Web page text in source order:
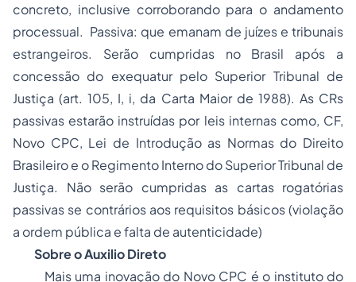
concreto, inclusive corroborando para o andamento
processual. Passiva: que emanam de juízes e tribunais
estrangeiros. Serão cumpridas no Brasil após a
concessão do exequaturpelo Superior Tribunal de
Justiça (art. 105, I, i, da Carta Maior de 1988). As CRs
passivas estarão instruídas por leis internas como, CF,
Novo CPC, Lei de Introdução as Normas do Direito
Brasileiro e o Regimento Interno do Superior Tribunal de
Justiça. Não serão cumpridas as cartas rogatórias
passivas se contrários aos requisitos básicos (violação
a ordem pública e falta de autenticidade)
Sobre o Auxilio Direto
Mais uma inovação do Novo CPC é o instituto do